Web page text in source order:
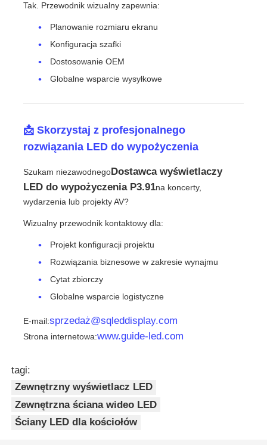
Tak. Przewodnik wizualny zapewnia:
Planowanie rozmiaru ekranu
Konfiguracja szafki
Dostosowanie OEM
Globalne wsparcie wysyłkowe
📩 Skorzystaj z profesjonalnego
rozwiązania LED do wypożyczenia
Szukam niezawodnegoDostawca wyświetlaczy
LED do wypożyczenia P3.91na koncerty,
wydarzenia lub projekty AV?
Wizualny przewodnik kontaktowy dla:
Projekt konfiguracji projektu
Rozwiązania biznesowe w zakresie wynajmu
Cytat zbiorczy
Globalne wsparcie logistyczne
E-mail:sprzedaż@sqleddisplay.com
Strona internetowa:www.guide-led.com
tagi:
Zewnętrzny wyświetlacz LED
Zewnętrzna ściana wideo LED
Ściany LED dla kościołów